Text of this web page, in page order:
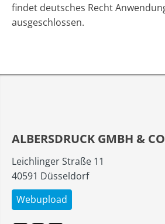
findet deutsches Recht
ausgeschlossen.
ALBERSDRUCK GMBH &
Leichlinger Straße 11
40591 Düsseldorf
Webupload